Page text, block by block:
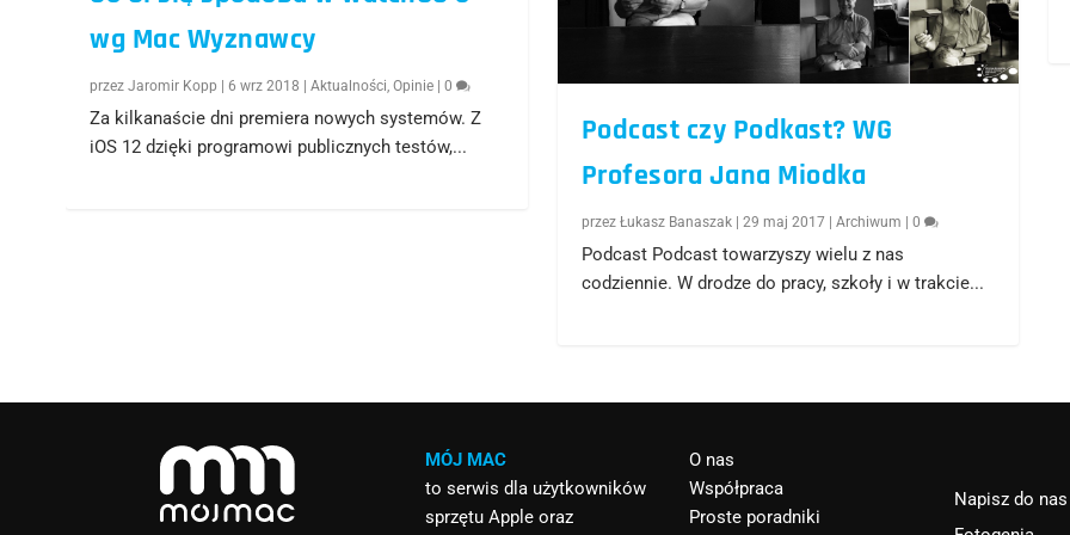
wg Mac Wyznawcy
przezJaromir Kopp |6 wrz 2018 |Aktualności ,Opinie |0
Za kilkanaście dni premiera nowych systemów. Z
iOS 12 dzięki programowi publicznych testów,...
Podcast czy Podkast? WG
Profesora Jana Miodka
przez Łukasz Banaszak| 29 maj 2017| Archiwum | 0
Podcast Podcast towarzyszy wielu z nas
codziennie. W drodze do pracy, szkoły i w trakcie...
MÓJ MAC
to serwis dla użytkowników
sprzętu Apple oraz
O nas
Współpraca
Proste poradniki
Napisz do nas